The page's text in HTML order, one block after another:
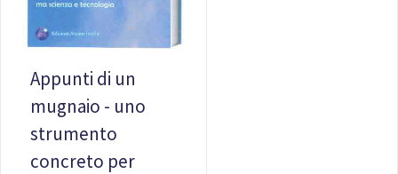
Appunti di un
mugnaio - uno
strumento
concreto per